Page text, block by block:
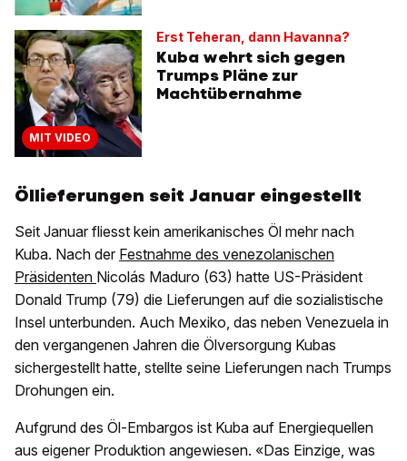
MIT VIDEO
Erst Teheran, dann Havanna?
Kuba wehrt sich gegen
Trumps Pläne zur
Machtübernahme
Öllieferungen seit Januar eingestellt
Seit Januar fliesst kein amerikanisches Öl mehr nach
Kuba. Nach der Festnahme des venezolanischen
Präsidenten Nicolás Maduro (63) hatte US-Präsident
Donald Trump (79) die Lieferungen auf die sozialistische
Insel unterbunden. Auch Mexiko, das neben Venezuela in
den vergangenen Jahren die Ölversorgung Kubas
sichergestellt hatte, stellte seine Lieferungen nach Trumps
Drohungen ein.
Aufgrund des Öl-Embargos ist Kuba auf Energiequellen
aus eigener Produktion angewiesen. «Das Einzige, was